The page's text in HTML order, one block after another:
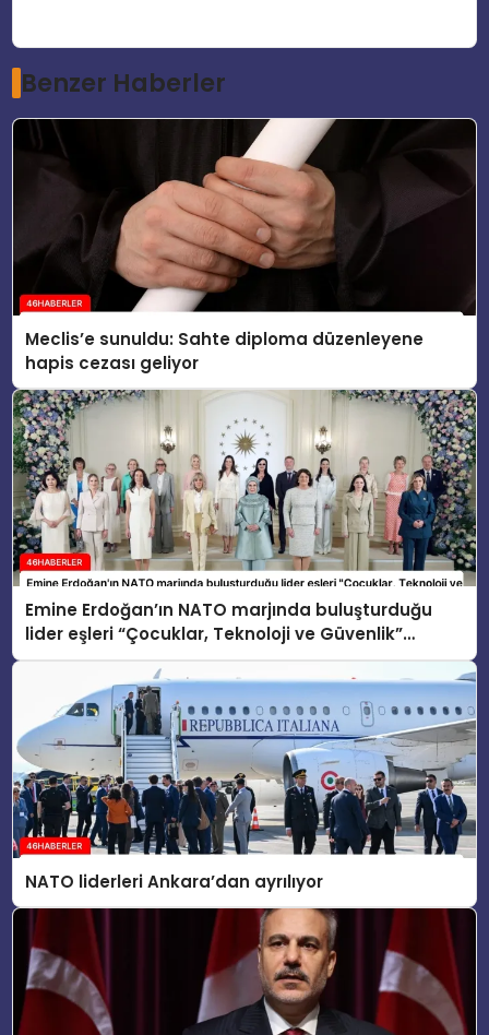
Benzer Haberler
Meclis’e sunuldu: Sahte diploma düzenleyene
hapis cezası geliyor
Emine Erdoğan’ın NATO marjında buluşturduğu
lider eşleri “Çocuklar, Teknoloji ve Güvenlik”
konusunu ele aldı
NATO liderleri Ankara’dan ayrılıyor